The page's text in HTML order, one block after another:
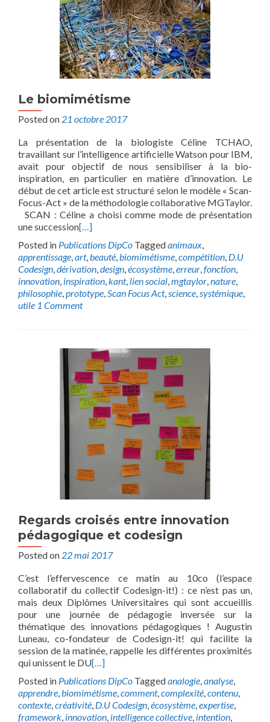
Le biomimétisme
Posted on 21 octobre 2017
La présentation de la biologiste Céline TCHAO,
travaillant sur l’intelligence artificielle Watson pour IBM,
avait pour objectif de nous sensibiliser à la bio-
inspiration, en particulier en matière d’innovation. Le
début de cet article est structuré selon le modèle « Scan-
Focus-Act » de la méthodologie collaborative MGTaylor.
SCAN : Céline a choisi comme mode de présentation
une succession[…]
Posted in Publications DipCo Taggedanimaux,
apprentissage,art,beauté,biomimétisme,compétition, D.U
Codesign,dérivation,design,écosystème,erreur,fonction,
innovation, inspiration,kant, lien social,mgtaylor,nature,
philosophie,prototype,Scan Focus Act,science,systémique,
utile 1 Comment
Regards croisés entre innovation
pédagogique et codesign
Posted on 22 mai 2017
C’est l’effervescence ce matin au 10co (l’espace
collaboratif du collectif Codesign-it!) : ce n’est pas un,
mais deux Diplômes Universitaires qui sont accueillis
pour une journée de pédagogie inversée sur la
thématique des innovations pédagogiques ! Augustin
Luneau, co-fondateur de Codesign-it! qui facilite la
session de la matinée, rappelle les différentes proximités
qui unissent le DU[…]
Posted in Publications DipCo Taggedanalogie,analyse,
apprendre,biomimétisme,comment,complexité,contenu,
contexte,créativité, D.U Codesign,écosystème,expertise,
framework, innovation, intelligence collective, intention,